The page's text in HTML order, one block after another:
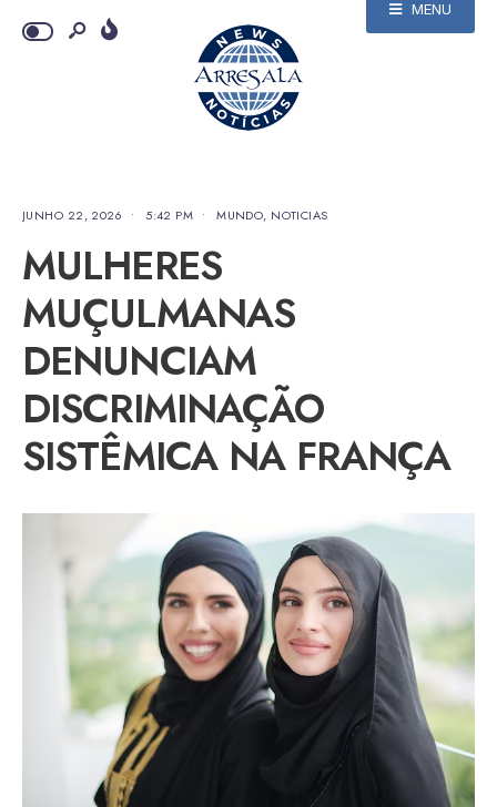
MENU
JUNHO 22, 2026 • 5:42 PM • MUNDO, NOTICIAS
MULHERES
MUÇULMANAS
DENUNCIAM
DISCRIMINAÇÃO
SISTÊMICA NA FRANÇA